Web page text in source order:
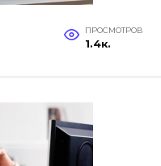
ПРОСМОТРОВ
1.4к.